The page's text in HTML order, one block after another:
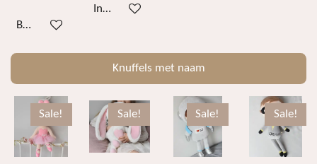
Bekijk details
In winkelwagen
Knuffels met naam
Sale! Sale! Sale! Sale!